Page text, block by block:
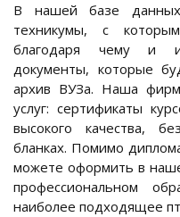
В нашей базе
техникумы, с
благодаря чему и
документы, которые
архив ВУЗа. Наша
услуг: сертификаты
высокого качества,
бланках. Помимо
можете оформить в
профессиональном
наиболее подходящее